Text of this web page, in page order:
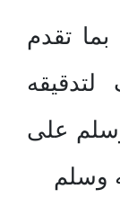
تقدم
لتدقيقه
وسلم على
وسلم